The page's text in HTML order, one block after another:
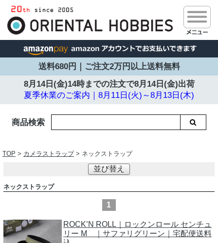
送料680円｜ご注文2万円以上送料無料
8月14日(金)14時までの注文で8月14日(金)出荷
夏季休業のご案内｜8月11日(火)～8月13日(木)
商品検索
TOP > カメラストラップ> ネックストラップ
並び替え
ネックストラップ
1
ROCK’N ROLL｜ロックンロール センチュ
リー M ｜サファリグリーン｜宅配便送料